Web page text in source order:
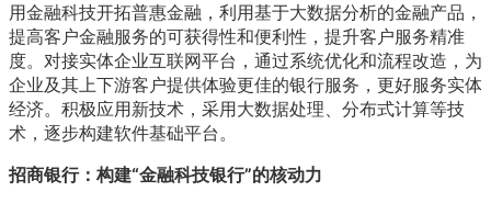
用金融科技开拓普惠金融，利用基于大数据分析的金融产品，
提高客户金融服务的可获得性和便利性，提升客户服务精准
度。对接实体企业互联网平台，通过系统优化和流程改造，为
企业及其上下游客户提供体验更佳的银行服务，更好服务实体
经济。积极应用新技术，采用大数据处理、分布式计算等技
术，逐步构建软件基础平台。
招商银行：构建“金融科技银行”的核动力